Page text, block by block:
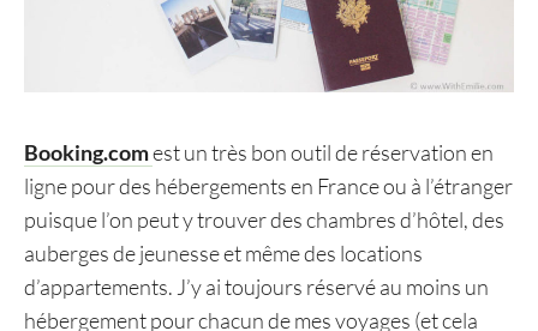
Booking.comest un très bon outil de réservation en
ligne pour des hébergements en France ou à l’étranger
puisque l’on peut y trouver des chambres d’hôtel, des
auberges de jeunesse et même des locations
d’appartements. J’y ai toujours réservé au moins un
hébergement pour chacun de mes voyages (et cela